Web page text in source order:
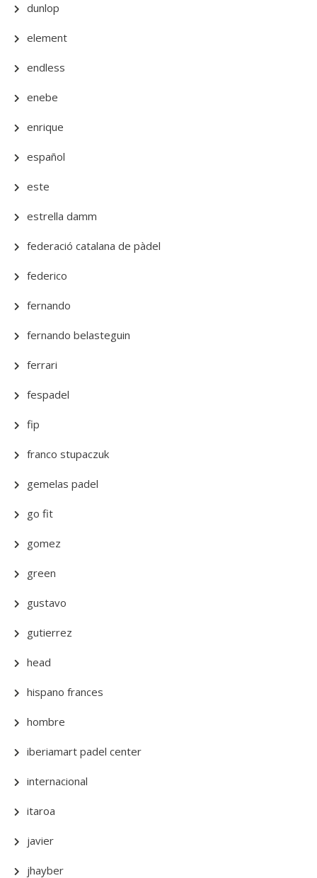
dunlop
element
endless
enebe
enrique
español
este
estrella damm
federació catalana de pàdel
federico
fernando
fernando belasteguin
ferrari
fespadel
fip
franco stupaczuk
gemelas padel
go fit
gomez
green
gustavo
gutierrez
head
hispano frances
hombre
iberiamart padel center
internacional
itaroa
javier
jhayber